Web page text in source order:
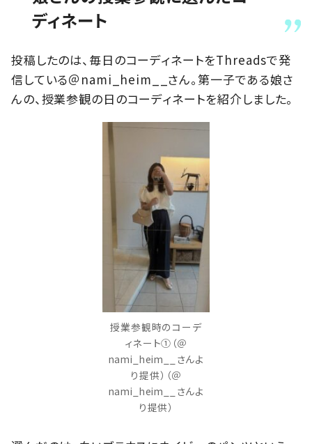
ディネート
投稿したのは、毎日のコーディネートをThreadsで発
信している＠nami_heim__さん。第一子である娘さ
んの、授業参観の日のコーディネートを紹介しました。
授業参観時のコーデ
ィネート①（＠
nami_heim__さんよ
り提供）（＠
nami_heim__さんよ
り提供）